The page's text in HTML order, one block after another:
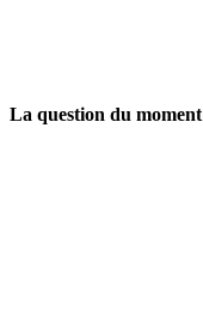
La question du moment